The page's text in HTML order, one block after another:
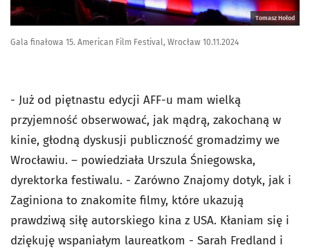
Tomasz Hołod
Gala finałowa 15. American Film Festival, Wrocław 10.11.2024
- Już od piętnastu edycji AFF-u mam wielką
przyjemność obserwować, jak mądrą, zakochaną w
kinie, głodną dyskusji publiczność gromadzimy we
Wrocławiu. – powiedziała Urszula Śniegowska,
dyrektorka festiwalu. - Zarówno Znajomy dotyk, jak i
Zaginiona to znakomite filmy, które ukazują
prawdziwą siłę autorskiego kina z USA. Kłaniam się i
dziękuję wspaniałym laureatkom - Sarah Fredland i